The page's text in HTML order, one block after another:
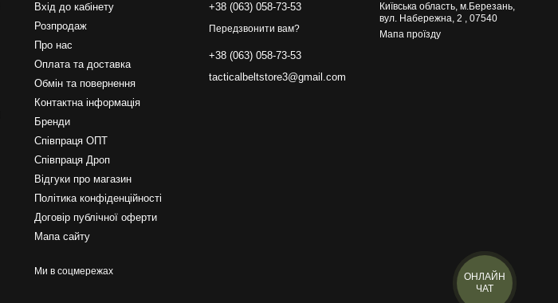
Вхід до кабінету
Розпродаж
Про нас
Оплата та доставка
Обмін та повернення
Контактна інформація
Бренди
Співпраця ОПТ
Співпраця Дроп
Відгуки про магазин
Політика конфіденційності
Договір публічної оферти
Мапа сайту
Ми в соцмережах
+38 (063) 058-73-53
Передзвонити вам?
+38 (063) 058-73-53
tacticalbeltstore3@gmail.com
Київська область, м.Березань,
вул. Набережна, 2 , 07540
Мапа проїзду
ОНЛАЙН
ЧАТ